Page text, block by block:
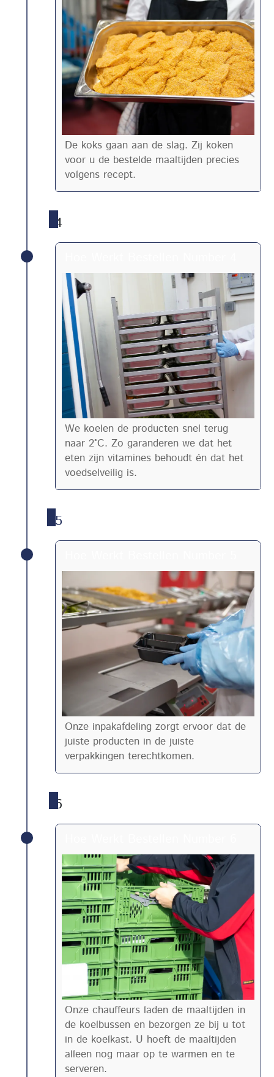
De koks gaan aan de slag. Zij koken
voor u de bestelde maaltijden precies
volgens recept.
4
We koelen de producten snel terug
naar 2°C. Zo garanderen we dat het
eten zijn vitamines behoudt én dat het
voedselveilig is.
5
Onze inpakafdeling zorgt ervoor dat de
juiste producten in de juiste
verpakkingen terechtkomen.
6
Onze chauffeurs laden de maaltijden in
de koelbussen en bezorgen ze bij u tot
in de koelkast. U hoeft de maaltijden
alleen nog maar op te warmen en te
serveren.